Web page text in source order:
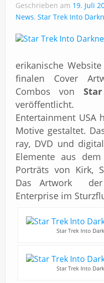
Impressum
Geschrieben am 19. Juli
News, Star Trek Into
erikanische Website
finalen Cover
Combos von
veröffentlicht.
Entertainment USA
Motive gestaltet.
ray, DVD und
Elemente aus
Porträts von Kirk,
Das Artwork der
Enterprise im
Star Trek Into
Star Trek Into